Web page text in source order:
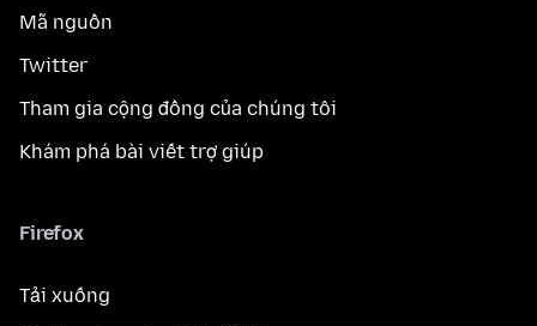
Mã nguồn
Twitter
Tham gia cộng đồng của chúng tôi
Khám phá bài viết trợ giúp
Firefox
Tải xuống